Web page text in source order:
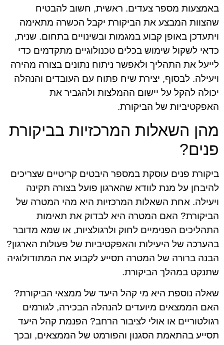
באמצעות מספר צעדים. ראשית, חשוב להבטיח
שהצוות המבצע את הביקורת יקבל הכשרה מתאימה
ויתעדכן באופן קבוע במגמות ובשינויים בתחום. שנית,
כדאי לשקול שימוש בכלים טכנולוגיים מתקדמים כדי
לייעל את התהליך ולאפשר ניתוח נתונים בצורה מהירה
ויעילה. לבסוף, יצירת שיח פתוח עם העובדים והנהלה
יכולה להקל על יישום ההמלצות ולהגביר את
האפקטיביות של הביקורת.
מהן השאלות המרכזיות בביקורת
פנים?
ביקורת פנים עוסקת במספר היבטים קריטיים שצריכים
להיבחן על מנת לוודא שהארגון פועל בצורה תקינה
ויעילה. אחת השאלות המרכזיות היא מהי המטרה של
הביקורת? האם המטרה היא לבדוק את תאימות
התהליכים הפנימיים לחוק ולרגולציות, או שמא מדובר
בהערכה של היעילות והאפקטיביות של פעולות הארגון?
הבנה ברורה של המטרה תסייע לקבוע את המתודולוגיה
שתנקט במהלך הביקורת.
שאלה נוספת היא מי קהל היעד של ממצאי הביקורת?
האם הממצאים מיועדים להנהלה הבכירה, לגורמים
רגולטוריים או אולי לציבור הרחב? הפנמת קהל היעד
תסייע בהתאמת הסגנון והפורמט של הממצאים, ובכך